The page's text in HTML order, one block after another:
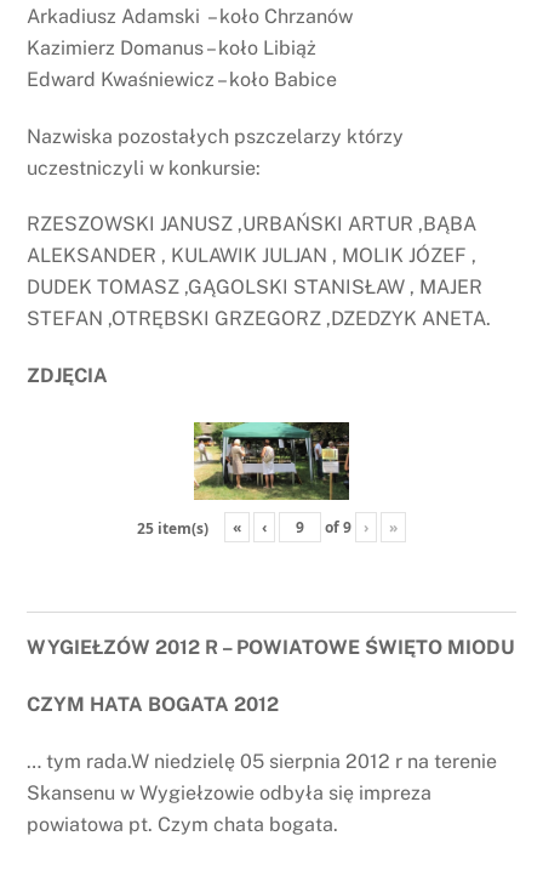
Arkadiusz Adamski – koło Chrzanów
Kazimierz Domanus – koło Libiąż
Edward Kwaśniewicz – koło Babice
Nazwiska pozostałych pszczelarzy którzy
uczestniczyli w konkursie:
RZESZOWSKI JANUSZ ,URBAŃSKI ARTUR ,BĄBA
ALEKSANDER , KULAWIK JULJAN , MOLIK JÓZEF ,
DUDEK TOMASZ ,GĄGOLSKI STANISŁAW , MAJER
STEFAN ,OTRĘBSKI GRZEGORZ ,DZEDZYK ANETA.
ZDJĘCIA
25 item(s) « ‹ of9 › »
WYGIEŁZÓW 2012 R – POWIATOWE ŚWIĘTO MIODU
CZYM HATA BOGATA 2012
… tym rada.W niedzielę 05 sierpnia 2012 r na terenie
Skansenu w Wygiełzowie odbyła się impreza
powiatowa pt. Czym chata bogata.